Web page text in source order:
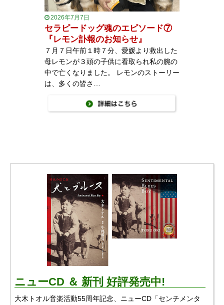
2026年7月7日
セラピードッグ魂のエピソード⑦
『レモン訃報のお知らせ』
７月７日午前１時７分、愛媛より救出した
母レモンが３頭の子供に看取られ私の腕の
中で亡くなりました。 レモンのストーリー
は、多くの皆さ…
ニューCD ＆ 新刊 好評発売中!
大木トオル音楽活動55周年記念、ニューCD「センチメンタ